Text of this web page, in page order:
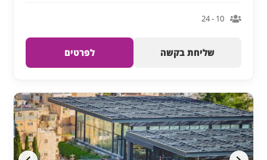
10 - 24
שליחת בקשה לפרטים